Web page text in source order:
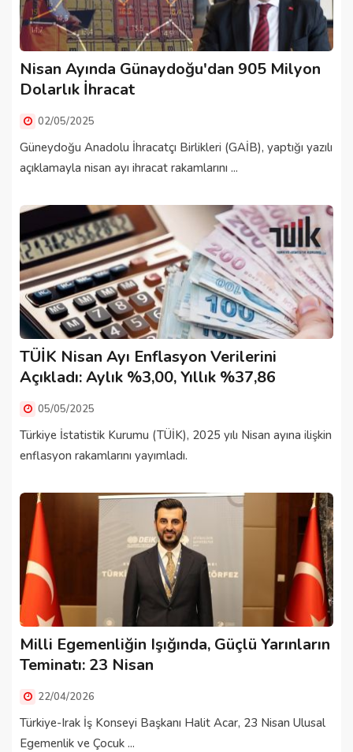
Nisan Ayında Günaydoğu'dan 905 Milyon
Dolarlık İhracat
02/05/2025
Güneydoğu Anadolu İhracatçı Birlikleri (GAİB), yaptığı yazılı
açıklamayla nisan ayı ihracat rakamlarını ...
TÜİK Nisan Ayı Enflasyon Verilerini
Açıkladı: Aylık %3,00, Yıllık %37,86
05/05/2025
Türkiye İstatistik Kurumu (TÜİK), 2025 yılı Nisan ayına ilişkin
enflasyon rakamlarını yayımladı.
Milli Egemenliğin Işığında, Güçlü Yarınların
Teminatı: 23 Nisan
22/04/2026
Türkiye-Irak İş Konseyi Başkanı Halit Acar, 23 Nisan Ulusal
Egemenlik ve Çocuk ...